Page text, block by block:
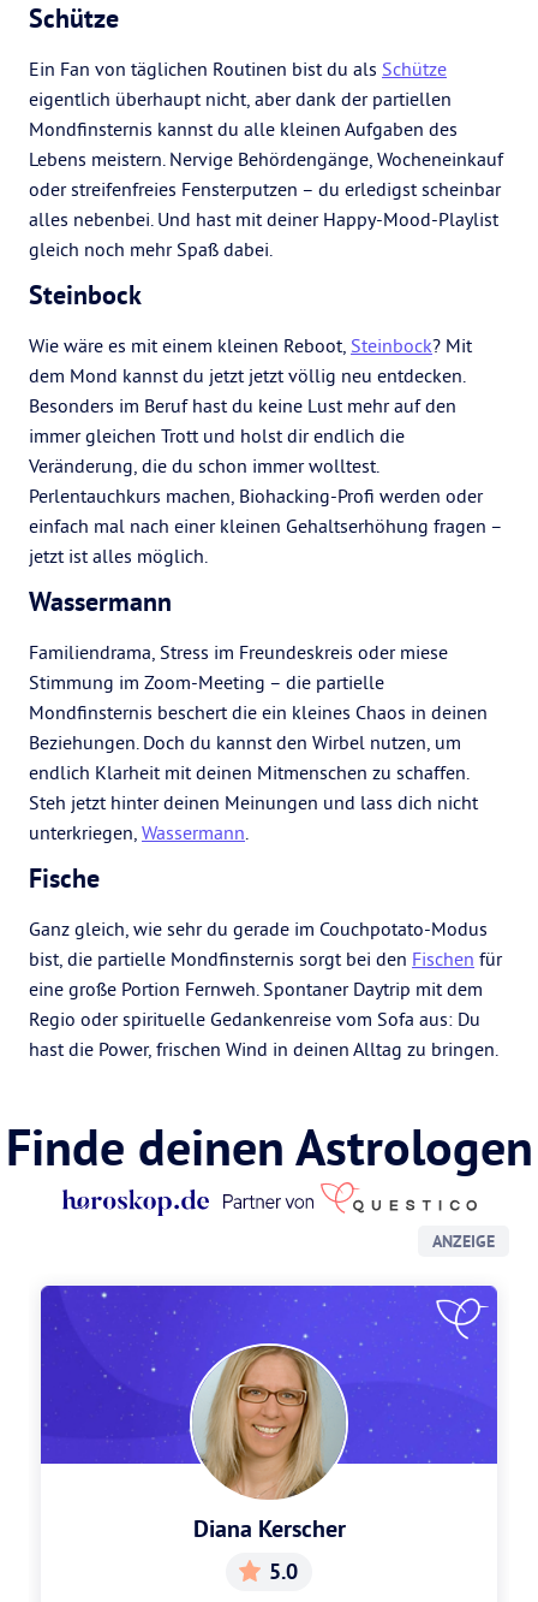
Schütze
Ein Fan von täglichen Routinen bist du als Schütze
eigentlich überhaupt nicht, aber dank der partiellen
Mondfinsternis kannst du alle kleinen Aufgaben des
Lebens meistern. Nervige Behördengänge, Wocheneinkauf
oder streifenfreies Fensterputzen – du erledigst scheinbar
alles nebenbei. Und hast mit deiner Happy-Mood-Playlist
gleich noch mehr Spaß dabei.
Steinbock
Wie wäre es mit einem kleinen Reboot, Steinbock? Mit
dem Mond kannst du jetzt jetzt völlig neu entdecken.
Besonders im Beruf hast du keine Lust mehr auf den
immer gleichen Trott und holst dir endlich die
Veränderung, die du schon immer wolltest.
Perlentauchkurs machen, Biohacking-Profi werden oder
einfach mal nach einer kleinen Gehaltserhöhung fragen –
jetzt ist alles möglich.
Wassermann
Familiendrama, Stress im Freundeskreis oder miese
Stimmung im Zoom-Meeting – die partielle
Mondfinsternis beschert die ein kleines Chaos in deinen
Beziehungen. Doch du kannst den Wirbel nutzen, um
endlich Klarheit mit deinen Mitmenschen zu schaffen.
Steh jetzt hinter deinen Meinungen und lass dich nicht
unterkriegen, Wassermann.
Fische
Ganz gleich, wie sehr du gerade im Couchpotato-Modus
bist, die partielle Mondfinsternis sorgt bei den Fischen für
eine große Portion Fernweh. Spontaner Daytrip mit dem
Regio oder spirituelle Gedankenreise vom Sofa aus: Du
hast die Power, frischen Wind in deinen Alltag zu bringen.
Finde deinen Astrologen
ANZEIGE
Diana Kerscher
5.0